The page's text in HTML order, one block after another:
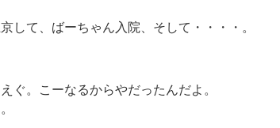
して、ばーちゃん入院、そして・・・・。
ぐ。こーなるからやだったんだよ。